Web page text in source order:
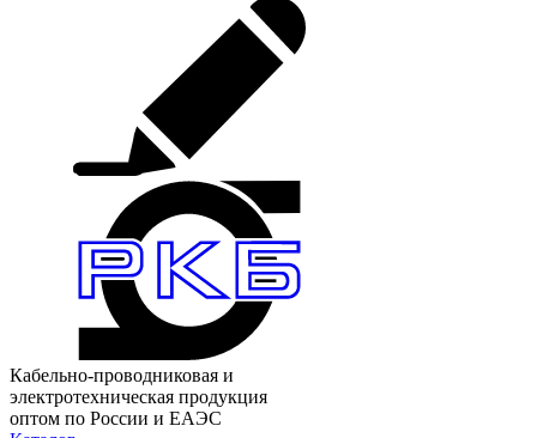
Кабельно-проводниковая и
электротехническая продукция
оптом по России и ЕАЭС